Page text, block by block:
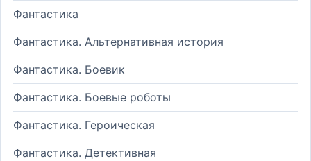
Фантастика
Фантастика. Альтернативная история
Фантастика. Боевик
Фантастика. Боевые роботы
Фантастика. Героическая
Фантастика. Детективная